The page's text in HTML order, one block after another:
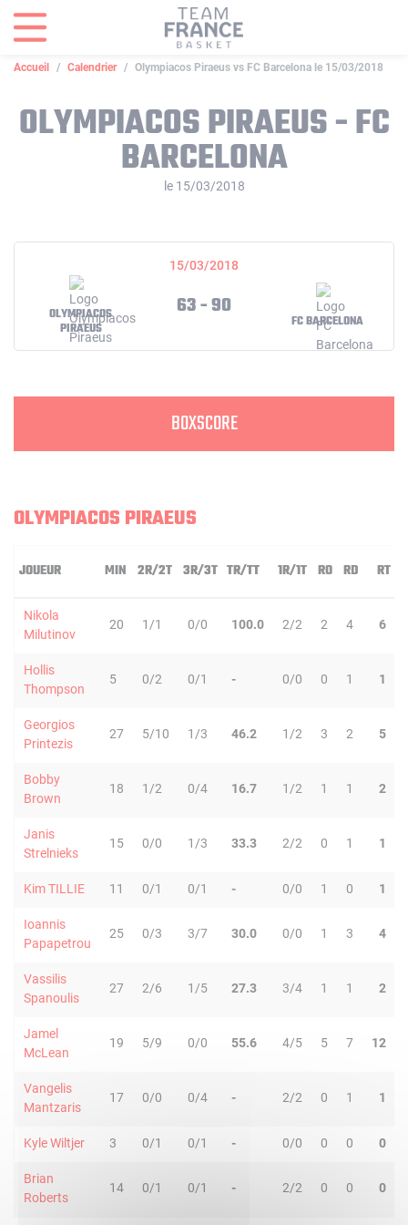
Accueil Calendrier Olympiacos Piraeus vs FC Barcelona le 15/03/2018
OLYMPIACOS PIRAEUS - FC
BARCELONA
le 15/03/2018
15/03/2018
OLYMPIACOS
PIRAEUS
63 - 90
FC BARCELONA
BOXSCORE
OLYMPIACOS PIRAEUS
JOUEUR MIN 2R/2T 3R/3T TR/TT 1R/1T RO RD RT
Nikola
Milutinov
20 1/1 0/0 100.0 2/2 2 4 6
Hollis
Thompson
5 0/2 0/1 - 0/0 0 1 1
Georgios
Printezis
27 5/10 1/3 46.2 1/2 3 2 5
Bobby
Brown
18 1/2 0/4 16.7 1/2 1 1 2
Janis
Strelnieks
15 0/0 1/3 33.3 2/2 0 1 1
Kim TILLIE 11 0/1 0/1 - 0/0 1 0 1
Ioannis
Papapetrou
25 0/3 3/7 30.0 0/0 1 3 4
Vassilis
Spanoulis
27 2/6 1/5 27.3 3/4 1 1 2
Jamel
McLean
19 5/9 0/0 55.6 4/5 5 7 12
Vangelis
Mantzaris
17 0/0 0/4 - 2/2 0 1 1
Kyle Wiltjer 3 0/1 0/1 - 0/0 0 0 0
Brian
Roberts
14 0/1 0/1 - 2/2 0 0 0
Panneau de gestion des cookies